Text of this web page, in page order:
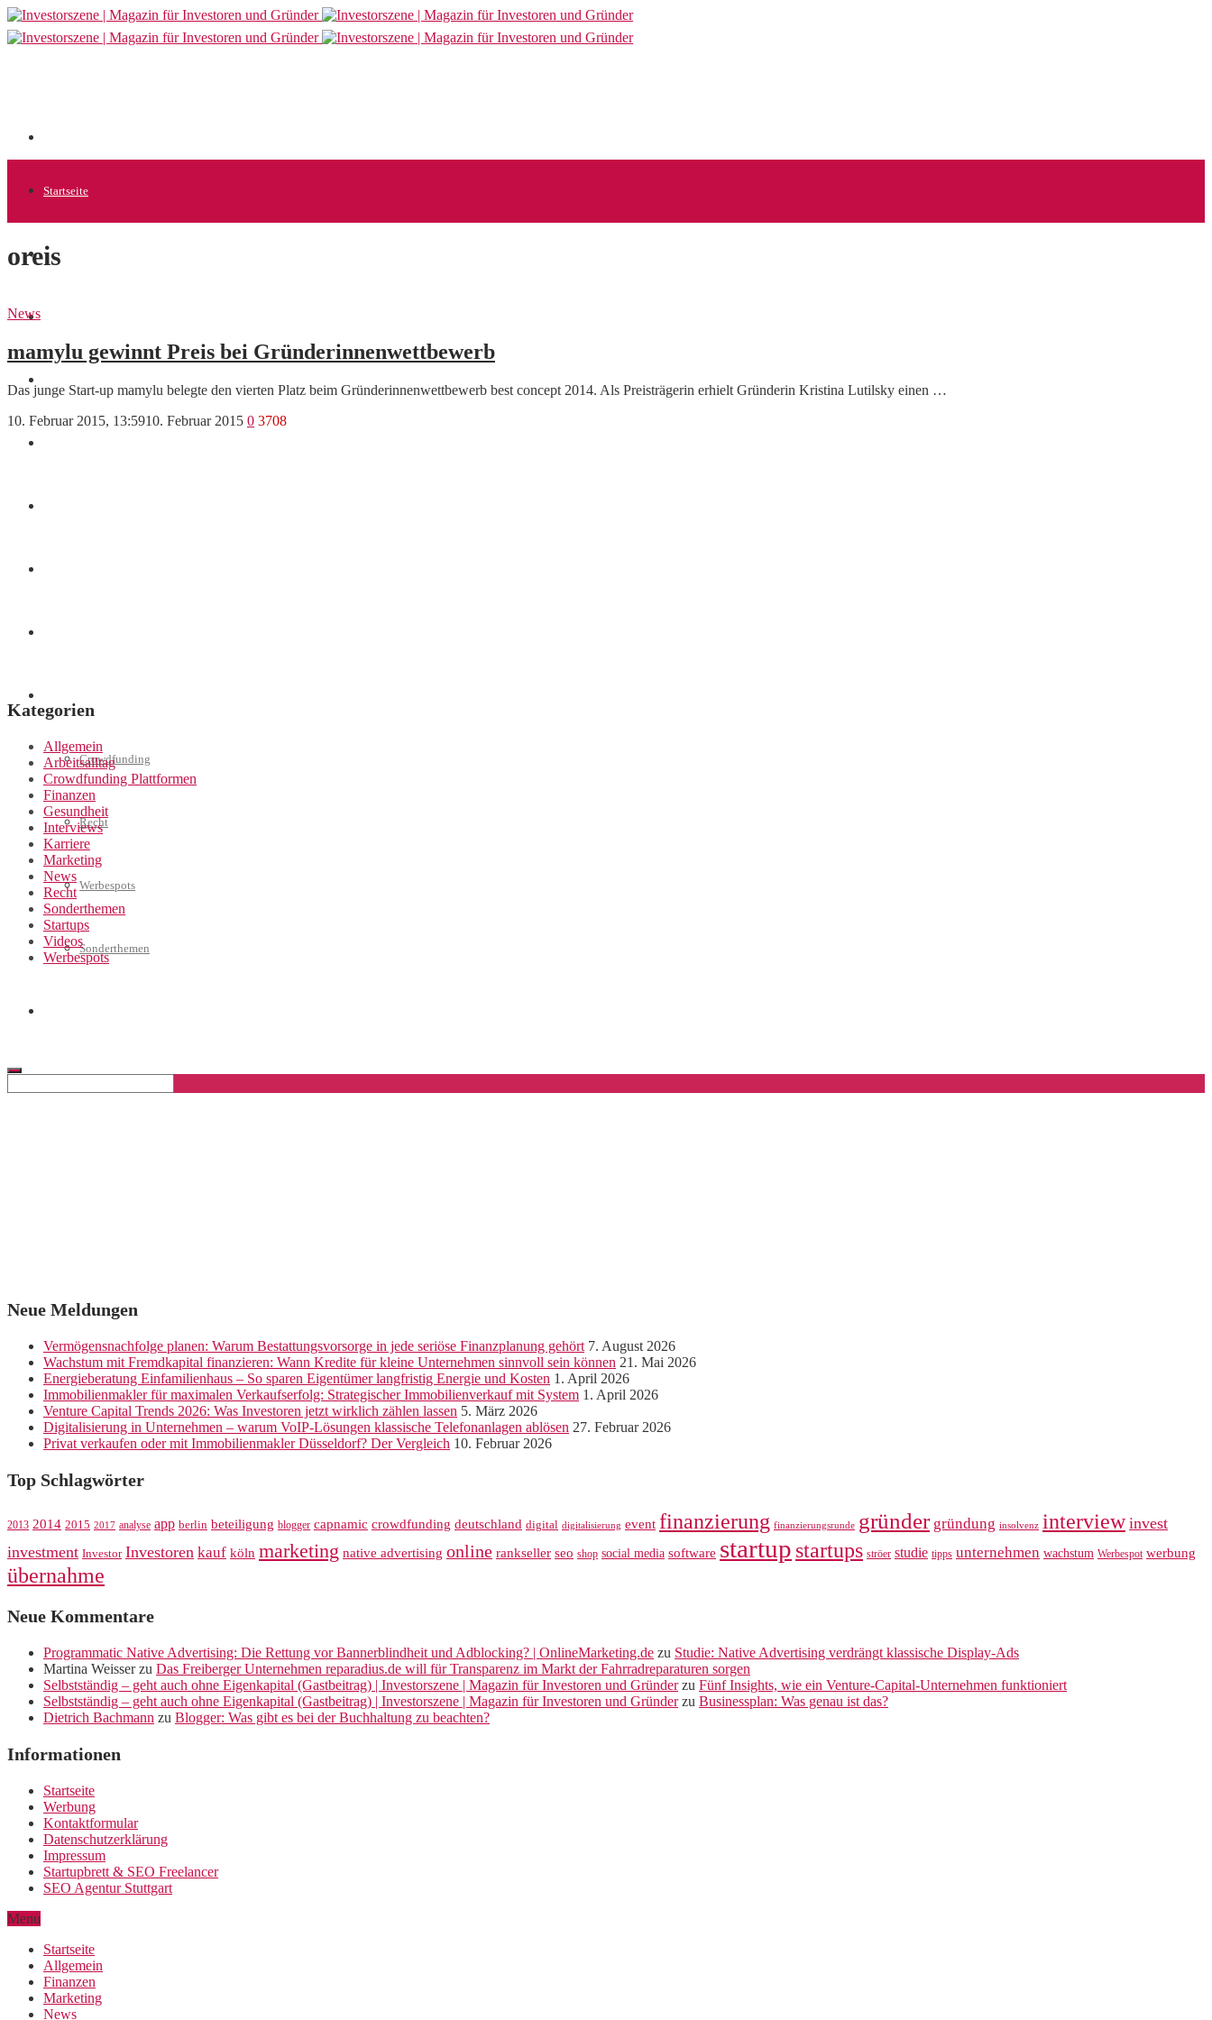
Startseite
Allgemein
Crowdfunding
Recht
Werbespots
Sonderthemen
oreis
News
mamylu gewinnt Preis bei Gründerinnenwettbewerb
Das junge Start-up mamylu belegte den vierten Platz beim Gründerinnenwettbewerb best concept 2014. Als Preisträgerin erhielt Gründerin Kristina Lutilsky einen …
10. Februar 2015, 13:5910. Februar 2015 0 3708
Kategorien
Allgemein
Arbeitsalltag
Crowdfunding Plattformen
Finanzen
Gesundheit
Interviews
Karriere
Marketing
News
Recht
Sonderthemen
Startups
Videos
Werbespots
Neue Meldungen
Vermögensnachfolge planen: Warum Bestattungsvorsorge in jede seriöse Finanzplanung gehört 7. August 2026
Wachstum mit Fremdkapital finanzieren: Wann Kredite für kleine Unternehmen sinnvoll sein können 21. Mai 2026
Energieberatung Einfamilienhaus – So sparen Eigentümer langfristig Energie und Kosten 1. April 2026
Immobilienmakler für maximalen Verkaufserfolg: Strategischer Immobilienverkauf mit System 1. April 2026
Venture Capital Trends 2026: Was Investoren jetzt wirklich zählen lassen 5. März 2026
Digitalisierung in Unternehmen – warum VoIP-Lösungen klassische Telefonanlagen ablösen 27. Februar 2026
Privat verkaufen oder mit Immobilienmakler Düsseldorf? Der Vergleich 10. Februar 2026
Top Schlagwörter
2013 2014 2015 2017 analyse app berlin beteiligung blogger capnamic crowdfunding deutschland digital digitalisierung event finanzierung finanzierungsrunde gründer gründung insolvenz interview invest
investment Investor Investoren kauf köln marketing native advertising online rankseller seo shop social media software startup startups ströer studie tipps unternehmen wachstum Werbespot werbung
übernahme
Neue Kommentare
Programmatic Native Advertising: Die Rettung vor Bannerblindheit und Adblocking? | OnlineMarketing.de zu Studie: Native Advertising verdrängt klassische Display-Ads
Martina Weisserzu Das Freiberger Unternehmen reparadius.de will für Transparenz im Markt der Fahrradreparaturen sorgen
Selbstständig – geht auch ohne Eigenkapital (Gastbeitrag) | Investorszene | Magazin für Investoren und Gründerzu Fünf Insights, wie ein Venture-Capital-Unternehmen funktioniert
Selbstständig – geht auch ohne Eigenkapital (Gastbeitrag) | Investorszene | Magazin für Investoren und Gründerzu Businessplan: Was genau ist das?
Dietrich Bachmann zu Blogger: Was gibt es bei der Buchhaltung zu beachten?
Informationen
Startseite
Werbung
Kontaktformular
Datenschutzerklärung
Impressum
Startupbrett & SEO Freelancer
SEO Agentur Stuttgart
Menu
Startseite
Allgemein
Finanzen
Marketing
News